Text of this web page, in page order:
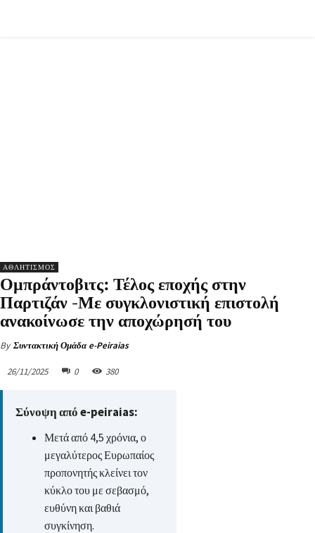
ΑΘΛΗΤΙΣΜΟΣ
Ομπράντοβιτς: Τέλος εποχής στην
Παρτιζάν -Με συγκλονιστική επιστολή
ανακοίνωσε την αποχώρησή του
By Συντακτική Ομάδα e-Peiraias
26/11/2025 0 380
Σύνοψη από e-peiraias:
Μετά από 4,5 χρόνια, ο
μεγαλύτερος Ευρωπαίος
προπονητής κλείνει τον
κύκλο του με σεβασμό,
ευθύνη και βαθιά
συγκίνηση.